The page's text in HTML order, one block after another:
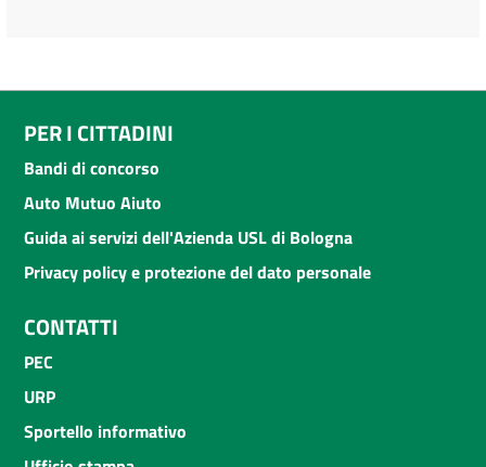
PER I CITTADINI
Bandi di concorso
Auto Mutuo Aiuto
Guida ai servizi dell'Azienda USL di Bologna
Privacy policy e protezione del dato personale
CONTATTI
PEC
URP
Sportello informativo